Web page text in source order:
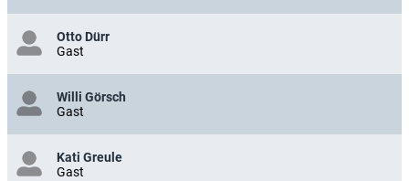
Otto Dürr
Gast
Willi Görsch
Gast
Kati Greule
Gast